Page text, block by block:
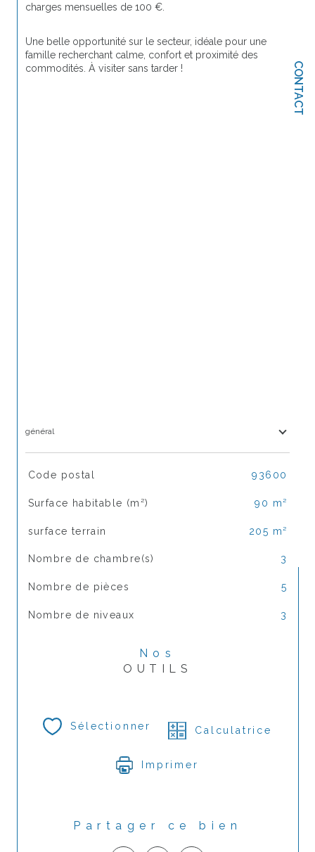
CONTACT
charges mensuelles de 100 €.
Une belle opportunité sur le secteur, idéale pour une
famille recherchant calme, confort et proximité des
commodités. À visiter sans tarder !
général
TRAD_SIROCCO_Caracteristique
Code postal 93600
Surface habitable (m²) 90 m²
surface terrain 205 m²
Nombre de chambre(s) 3
Nombre de pièces 5
Nombre de niveaux 3
Nos
OUTILS
Sélectionner Calculatrice
Imprimer
Partager ce bien